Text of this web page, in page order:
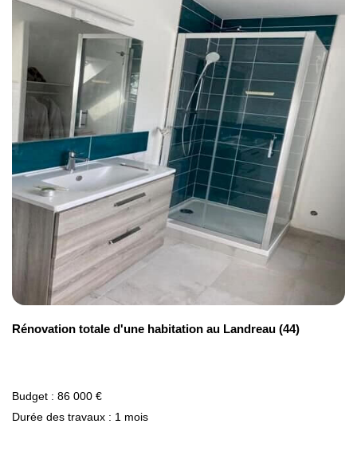
Rénovation totale d'une habitation au Landreau (44)
Budget : 86 000 €
Durée des travaux : 1 mois